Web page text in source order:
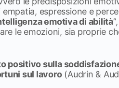
espressione e
emotiva di abilità
le emozioni, sia proprie
positivo sulla
sul lavoro(Audrin &